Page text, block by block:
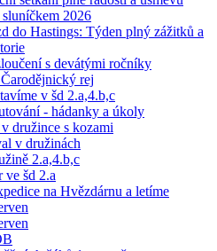
2026
do Hastings: Týden plný zážitků a
s devátými ročníky
rej
v šd 2.a,4.b,c
- hádanky a úkoly
družince s kozami
v družinách
2.a,4.b,c
ve šd 2.a
na Hvězdárnu a letíme